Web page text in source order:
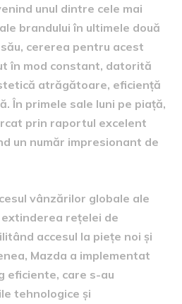
unul dintre cele mai
brandului în ultimele două
cererea pentru acest
în mod constant, datorită
atrăgătoare, eficiență
În primele sale luni pe piață,
prin raportul excelent
un număr impresionant de
vânzărilor globale ale
rețelei de
accesul la piețe noi și
Mazda a implementat
eficiente, care s-au
tehnologice și